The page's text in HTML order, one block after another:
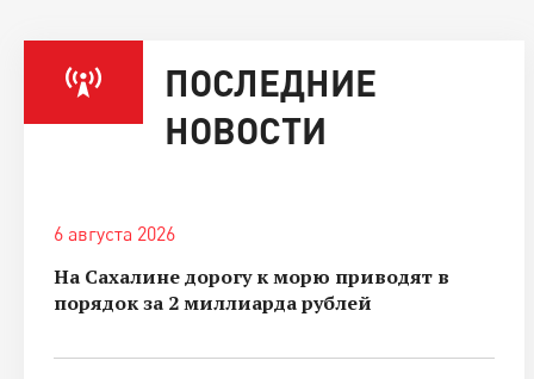
ПОСЛЕДНИЕ
НОВОСТИ
6 августа 2026
На Сахалине дорогу к морю приводят в
порядок за 2 миллиарда рублей